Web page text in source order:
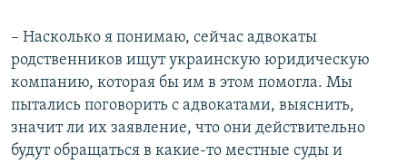
– Насколько я понимаю, сейчас адвокаты
родственников ищут украинскую юридическую
компанию, которая бы им в этом помогла. Мы
пытались поговорить с адвокатами, выяснить,
значит ли их заявление, что они действительно
будут обращаться в какие-то местные суды и